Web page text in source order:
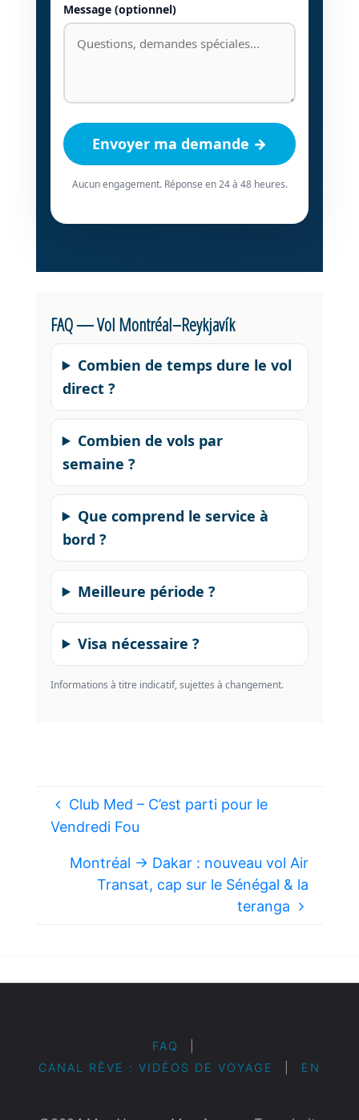
Message (optionnel)
Envoyer ma demande →
Aucun engagement. Réponse en 24 à 48 heures.
FAQ — Vol Montréal–Reykjavík
Combien de temps dure le vol
direct ?
Combien de vols par
semaine ?
Que comprend le service à
bord ?
Meilleure période ?
Visa nécessaire ?
Informations à titre indicatif, sujettes à changement.
Club Med – C’est parti pour le
Vendredi Fou
Montréal → Dakar : nouveau vol Air
Transat, cap sur le Sénégal & la
teranga
FAQ
CANAL RÊVE : VIDÉOS DE VOYAGE
EN